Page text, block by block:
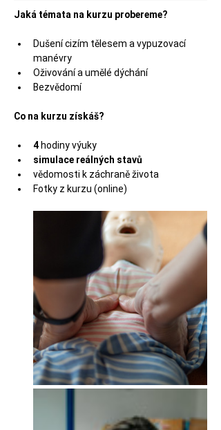
Jaká témata na kurzu probereme?
Dušení cizím tělesem a vypuzovací
manévry
Oživování a umělé dýchání
Bezvědomí
Co na kurzu získáš?
4 hodiny výuky
simulace reálných stavů
vědomosti k záchraně života
Fotky z kurzu (online)